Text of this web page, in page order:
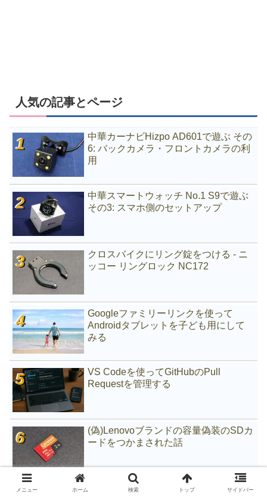
人気の記事とページ
中華カーナビHizpo AD601で遊ぶ その
6: バックカメラ・フロントカメラの利
用
中華スマートウォッチ No.1 S9で遊ぶ
その3: スマホ側のセットアップ
クロスバイクにリング錠をつける - ニ
ッコー リングロック NC172
Googleファミリーリンクを使って
Androidタブレットを子ども用にして
みる
VS Codeを使ってGitHubのPull
Requestを管理する
(偽)Lenovoブランドの容量偽装のSDカ
ードをつかまされた話
NASキット Synology DiskStation
メニュー ホーム 検索 トップ サイドバー